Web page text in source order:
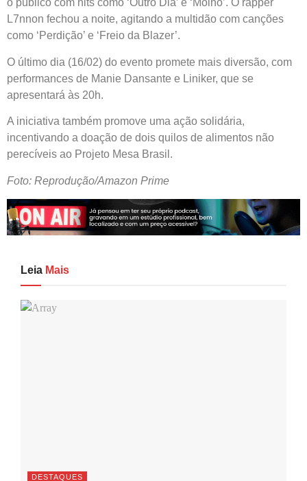
o público com hits como ‘Outro Dia’ e ‘Molho’. O rapper
L7nnon fechou a noite, agitando a multidão com canções
como ‘Perdição’ e ‘Freio da Blazer’.
O último dia (16/02) do evento promete mais diversão, com
performances de Manie Dansante e Liniker, que se
apresentará às 20h.
A iniciativa também promove uma ação solidária,
incentivando a doação de dois quilos de alimentos não
perecíveis ao Projeto Mesa Brasil.
Foto: Reprodução/Amazon Prime
Leia Mais
DESTAQUES